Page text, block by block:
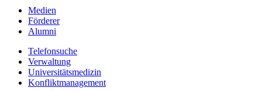
Medien
Förderer
Alumni
Telefonsuche
Verwaltung
Universitätsmedizin
Konfliktmanagement